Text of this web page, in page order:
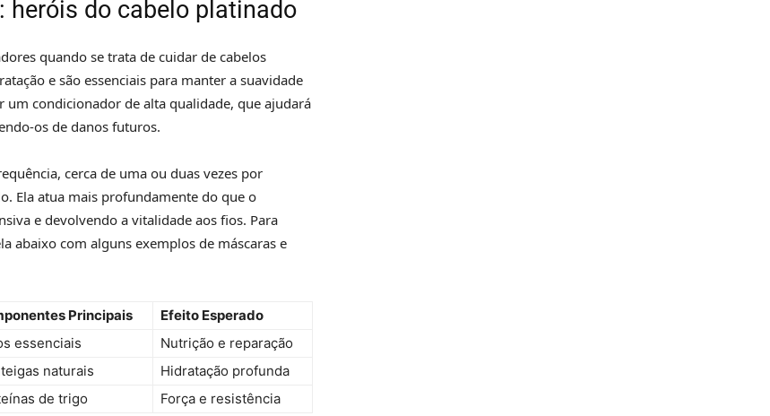
heróis do cabelo platinado
quando se trata de cuidar de cabelos
e são essenciais para manter a suavidade
um condicionador de alta qualidade, que ajudará
os de danos futuros.
cerca de uma ou duas vezes por
Ela atua mais profundamente do que o
e devolvendo a vitalidade aos fios. Para
abaixo com alguns exemplos de máscaras e
Principais
Efeito Esperado
essenciais
Nutrição e reparação
naturais
Hidratação profunda
de trigo Força e resistência